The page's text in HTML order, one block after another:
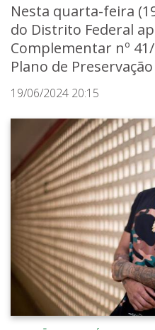
Nesta quarta-feira
do Distrito Federal
Complementar nº
Plano de
19/06/2024 20:15